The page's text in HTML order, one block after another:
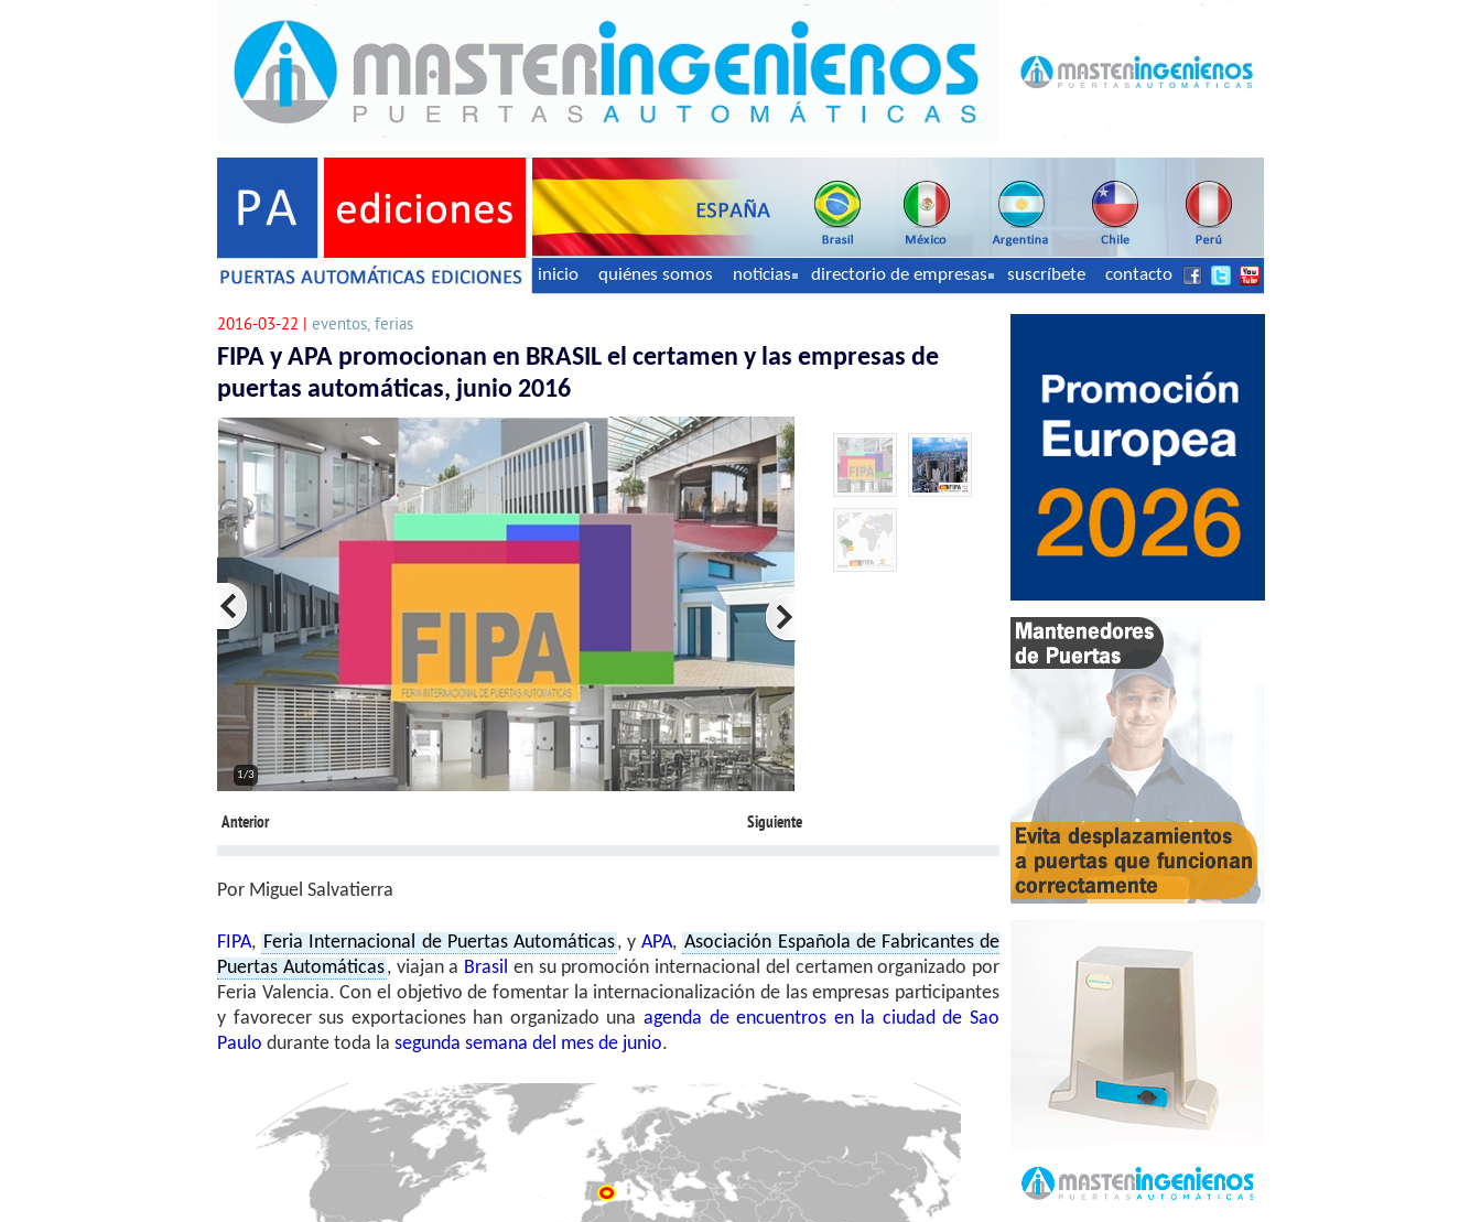
inicio quiénes somos noticias directorio de empresas suscríbete contacto
2016-03-22 | eventos, ferias
FIPA y APA promocionan en BRASIL el certamen y las empresas de
puertas automáticas, junio 2016
2/3
Anterior Siguiente
Por Miguel Salvatierra
FIPA, Feria Internacional de Puertas Automáticas, y APA, Asociación Española de Fabricantes de
Puertas Automáticas, viajan a Brasil en su promoción internacional del certamen organizado por
Feria Valencia. Con el objetivo de fomentar la internacionalización de las empresas participantes
y favorecer sus exportaciones han organizado una agenda de encuentros en la ciudad de Sao
Paulo durante toda la segunda semana del mes de junio.